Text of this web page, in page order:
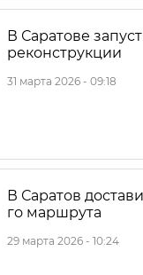
В Саратове
реконструкции
31 марта 2026 - 09:18
В Саратов
го маршрута
29 марта 2026 - 10:24